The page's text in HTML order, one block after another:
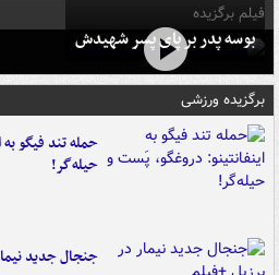
فیلم برگزیده
بوسه‌ پدر بر پای پسر شهیدش
برگزیده ورزشی
حمله تند فیگو
حیله‌گر!
جنجال جدید